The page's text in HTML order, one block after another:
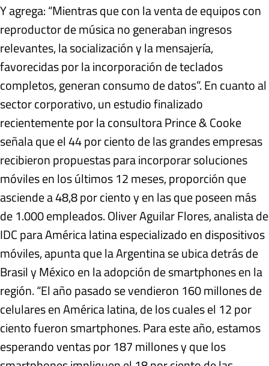
Y agrega: “Mientras que con la venta de equipos con
reproductor de música no generaban ingresos
relevantes, la socialización y la mensajería,
favorecidas por la incorporación de teclados
completos, generan consumo de datos”. En cuanto al
sector corporativo, un estudio finalizado
recientemente por la consultora Prince & Cooke
señala que el 44 por ciento de las grandes empresas
recibieron propuestas para incorporar soluciones
móviles en los últimos 12 meses, proporción que
asciende a 48,8 por ciento y en las que poseen más
de 1.000 empleados. Oliver Aguilar Flores, analista de
IDC para América latina especializado en dispositivos
móviles, apunta que la Argentina se ubica detrás de
Brasil y México en la adopción de smartphones en la
región. “El año pasado se vendieron 160 millones de
celulares en América latina, de los cuales el 12 por
ciento fueron smartphones. Para este año, estamos
esperando ventas por 187 millones y que los